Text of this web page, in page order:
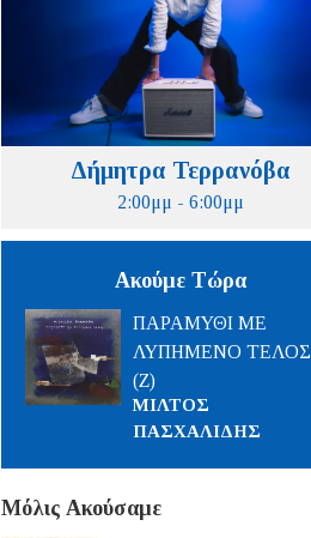
Δήμητρα Τερρανόβα
2:00μμ - 6:00μμ
Ακούμε Τώρα
ΠΑΡΑΜΥΘΙ ΜΕ
ΛΥΠΗΜΕΝΟ ΤΕΛΟΣ
(Ζ)
ΜΙΛΤΟΣ
ΠΑΣΧΑΛΙΔΗΣ
Μόλις Ακούσαμε